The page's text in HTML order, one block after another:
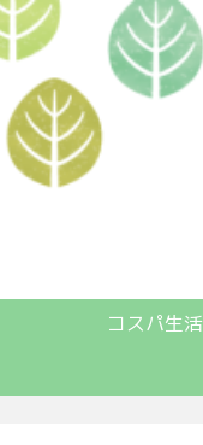
コスパ生活